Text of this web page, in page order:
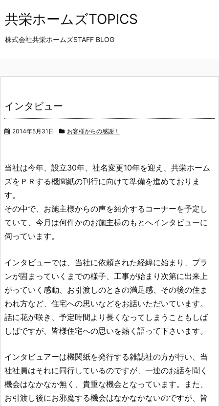
共栄ホームズTOPICS
株式会社共栄ホームズSTAFF BLOG
インタビュー
2014年5月31日 お客様からの感謝！
当社は今年、設立30年、社名変更10年を迎え、共栄ホーム
ズをＰＲする機関紙の刊行に向けて準備を進めておりま
す。
その中で、お施主様からの声を紹介するコーナーを予定し
ていて、今月は何件かのお施主様のもとへインタビューに
伺っています。
インタビューでは、当社に依頼された経緯に始まり、プラ
ンが固まっていくまでの様子、工事が始まり次第に出来上
がっていく感動、お引渡しのときの満足感、その後の住ま
われ方など、住宅への思いなどをお話いただいています。
話に花が咲き、予定時間より長くなってしまうこともしば
しばですが、皆様住宅への思いを熱く語って下さいます。
インタビュアーは機関紙を発行する雑誌社の方が行い、当
社社員はそれに同行しているのですが、一連のお話を聞く
機会はなかなか無く、貴重な機会となっています。また、
お引渡し後にお邪魔する機会はなかなかないのですが、皆